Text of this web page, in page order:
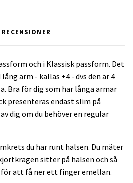
RECENSIONER
och i Klassisk passform. Det
ärm - kallas +4 - dvs den är 4
Bra för dig som har långa armar
presenteras endast slim på
dig om du behöver en regular
du har runt halsen. Du mäter
sitter på halsen och så
att få ner ett finger emellan.